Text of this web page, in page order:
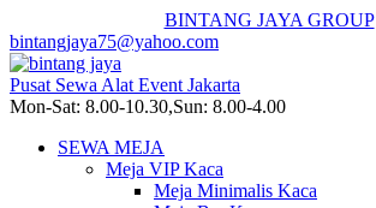
BINTANG JAYA GROUP
bintangjaya75@yahoo.com
Pusat Sewa Alat Event Jakarta
Mon-Sat: 8.00-10.30,Sun: 8.00-4.00
SEWA MEJA
Meja VIP Kaca
Meja Minimalis Kaca